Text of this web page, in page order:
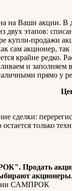
на Ваши акции. В
двух этапов:
купли-продажи
сам акционер,
крайне редко.
и
прямо у
сделки:
остается только
Продать